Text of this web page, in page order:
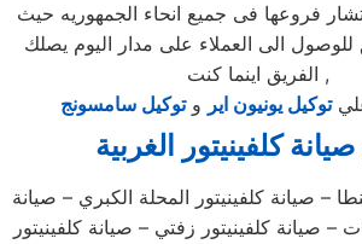
فروعها فى جميع انحاء الجمهوريه حيث
الى العملاء على مدار اليوم يصلك
الفريق اينما كنت ,
توكيل يونيون اير وتوكيل سامسونج
كلفينيتور الغربية
– صيانة كلفينيتور المحلة الكبري – صيانة
– صيانة كلفينيتور زفتي – صيانة كلفينيتور